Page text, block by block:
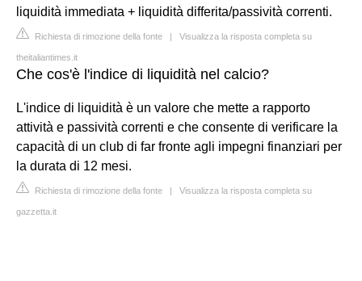
liquidità immediata + liquidità differita/passività correnti.
Richiesta di rimozione della fonte | Visualizza la risposta completa su
theitaliantimes.it
Che cos'è l'indice di liquidità nel calcio?
L'indice di liquidità è un valore che mette a rapporto
attività e passività correnti e che consente di verificare la
capacità di un club di far fronte agli impegni finanziari per
la durata di 12 mesi.
Richiesta di rimozione della fonte | Visualizza la risposta completa su
gazzetta.it